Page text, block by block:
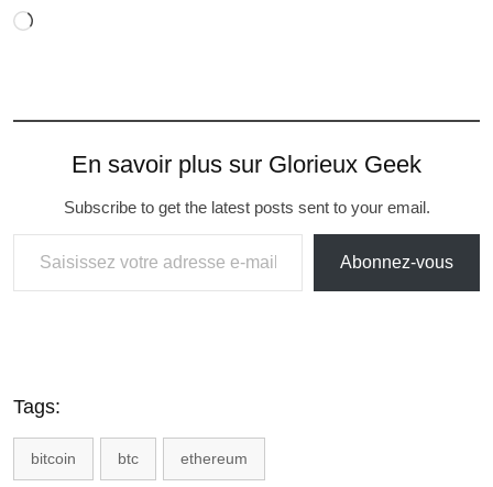
En savoir plus sur Glorieux Geek
Subscribe to get the latest posts sent to your email.
Abonnez-vous
Tags:
bitcoin btc ethereum